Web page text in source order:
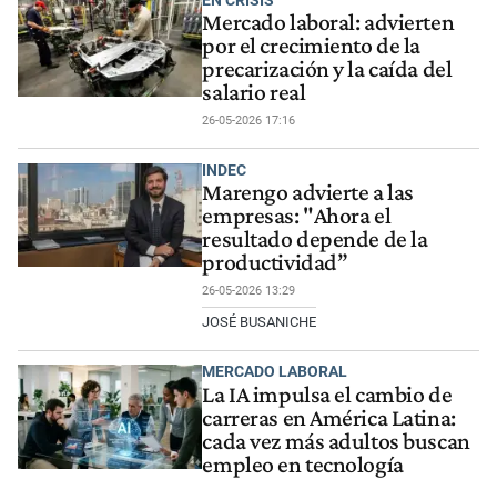
Mercado laboral: advierten
por el crecimiento de la
precarización y la caída del
salario real
26-05-2026 17:16
INDEC
Marengo advierte a las
empresas: "Ahora el
resultado depende de la
productividad”
26-05-2026 13:29
JOSÉ BUSANICHE
MERCADO LABORAL
La IA impulsa el cambio de
carreras en América Latina:
cada vez más adultos buscan
empleo en tecnología